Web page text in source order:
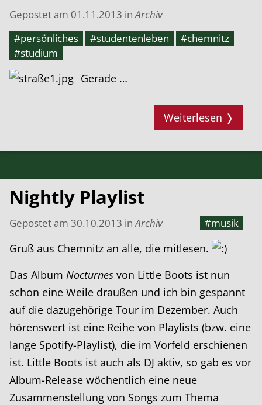
Gepostet am 01.11.2013 in Archiv
#persönliches
#studentenleben
#chemnitz
#studium
Gerade …
Weiterlesen ❭
Nightly Playlist
Gepostet am 30.10.2013 inArchiv
#musik
Gruß aus Chemnitz an alle, die mitlesen.
Das Album Nocturnes von Little Boots ist nun
schon eine Weile draußen und ich bin gespannt
auf die dazugehörige Tour im Dezember. Auch
hörenswert ist eine Reihe von Playlists (bzw. eine
lange Spotify-Playlist), die im Vorfeld erschienen
ist. Little Boots ist auch als DJ aktiv, so gab es vor
Album-Release wöchentlich eine neue
Zusammenstellung von Songs zum Thema